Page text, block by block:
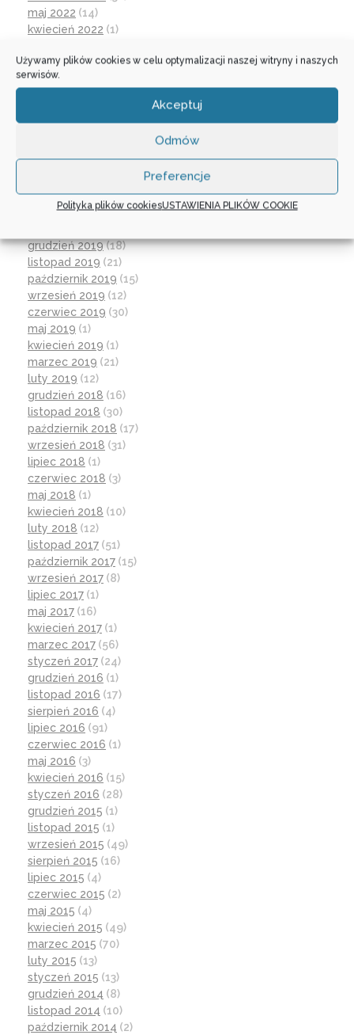
Używamy plików cookies w celu optymalizacji naszej witryny i naszych
serwisów.
Akceptuj
Odmów
Preferencje
Polityka plików cookiesUSTAWIENIA PLIKÓW COOKIE
maj 2022 (14)
kwiecień 2022 (1)
październik 2021(2)
wrzesień 2021
czerwiec 2020(19)
kwiecień 2020(1)
luty 2020(10)
grudzień 2019(18)
listopad 2019 (21)
październik 2019 (15)
wrzesień 2019 (12)
czerwiec 2019 (30)
maj 2019 (1)
kwiecień 2019 (1)
marzec 2019 (21)
luty 2019 (12)
grudzień 2018 (16)
listopad 2018 (30)
październik 2018 (17)
wrzesień 2018 (31)
lipiec 2018 (1)
czerwiec 2018 (3)
maj 2018 (1)
kwiecień 2018 (10)
luty 2018 (12)
listopad 2017 (51)
październik 2017 (15)
wrzesień 2017 (8)
lipiec 2017 (1)
maj 2017 (16)
kwiecień 2017 (1)
marzec 2017 (56)
styczeń 2017 (24)
grudzień 2016 (1)
listopad 2016 (17)
sierpień 2016 (4)
lipiec 2016 (91)
czerwiec 2016 (1)
maj 2016 (3)
kwiecień 2016 (15)
styczeń 2016 (28)
grudzień 2015 (1)
listopad 2015 (1)
wrzesień 2015 (49)
sierpień 2015 (16)
lipiec 2015 (4)
czerwiec 2015 (2)
maj 2015 (4)
kwiecień 2015 (49)
marzec 2015 (70)
luty 2015 (13)
styczeń 2015 (13)
grudzień 2014 (8)
listopad 2014 (10)
październik 2014 (2)